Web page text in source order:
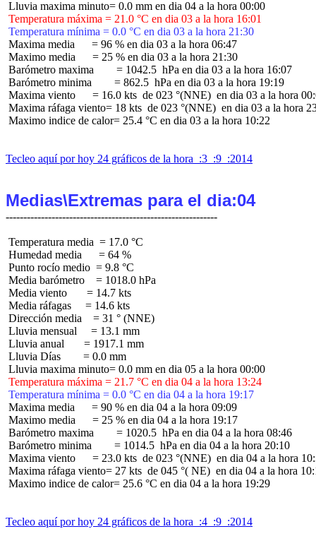
Temperatura máxima = 21.0 °C en dia 03 a la hora 16:01
Temperatura mínima = 0.0 °C en dia 03 a la hora 21:30
Maxima media      = 96 % en dia 03 a la hora 06:47
Maximo media      = 25 % en dia 03 a la hora 21:30
Barómetro maxima        = 1042.5  hPa en dia 03 a la hora 16:07
Barómetro minima        = 862.5  hPa en dia 03 a la hora 19:19
Maxima viento      = 16.0 kts  de 023 °(NNE)  en dia 03 a la hora
Maxima ráfaga viento= 18 kts  de 023 °(NNE)  en dia 03 a la hora
Maximo indice de calor= 25.4 °C en dia 03 a la hora 10:22
Tecleo aquí por hoy 24 gráficos de la hora  :3  :9  :2014
Medias\Extremas para el dia:04
Temperatura media  = 17.0 °C
Humedad media      = 64 %
Punto rocío medio  = 9.8 °C
Media barómetro    = 1018.0 hPa
Media viento       = 14.7 kts
Media ráfagas     = 14.6 kts
Dirección media    = 31 ° (NNE)
Lluvia mensual     = 13.1 mm
Lluvia anual       = 1917.1 mm
Lluvia Días        = 0.0 mm
Temperatura máxima = 21.7 °C en dia 04 a la hora 13:24
Temperatura mínima = 0.0 °C en dia 04 a la hora 19:17
Maxima media      = 90 % en dia 04 a la hora 09:09
Maximo media      = 25 % en dia 04 a la hora 19:17
Barómetro maxima        = 1020.5  hPa en dia 04 a la hora 08:46
Barómetro minima        = 1014.5  hPa en dia 04 a la hora 20:10
Maxima viento      = 23.0 kts  de 023 °(NNE)  en dia 04 a la hora
Maxima ráfaga viento= 27 kts  de 045 °( NE)  en dia 04 a la hora
Maximo indice de calor= 25.6 °C en dia 04 a la hora 19:29
Tecleo aquí por hoy 24 gráficos de la hora  :4  :9  :2014